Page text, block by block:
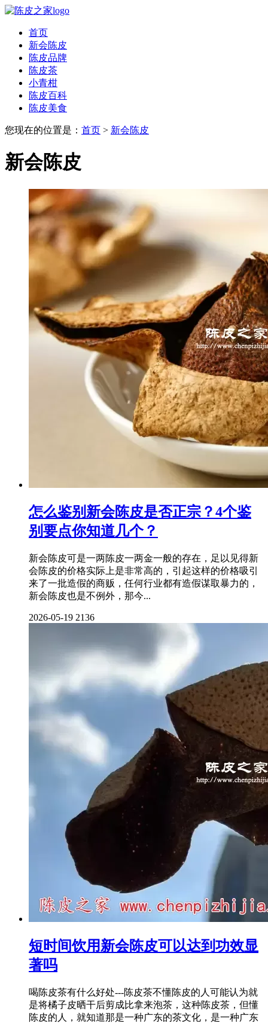
首页
新会陈皮
陈皮品牌
陈皮茶
小青柑
陈皮百科
陈皮美食
您现在的位置是： 首页 > 新会陈皮
新会陈皮
怎么鉴别新会陈皮是否正宗？4个鉴
别要点你知道几个？
新会陈皮可是一两陈皮一两金一般的存在，足以见得新
会陈皮的价格实际上是非常高的，引起这样的价格吸引
来了一批造假的商贩，任何行业都有造假谋取暴力的，
新会陈皮也是不例外，那今...
2026-05-19 2136
短时间饮用新会陈皮可以达到功效显
著吗
喝陈皮茶有什么好处---陈皮茶不懂陈皮的人可能认为就
是将橘子皮晒干后剪成比拿来泡茶，这种陈皮茶，但懂
陈皮的人，就知道那是一种广东的茶文化，是一种广东